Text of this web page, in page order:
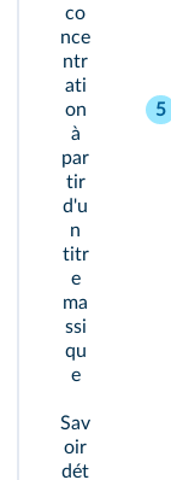
co
nce
ntr
ati
on
à
par
tir
d'u
n
titr
e
ma
ssi
qu
e
5
Sav
oir
dét